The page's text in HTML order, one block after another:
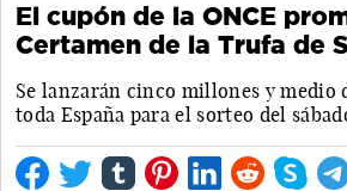
El cupón de la ONCE
Certamen de la Trufa de
Se lanzarán cinco millones y medio
toda España para el sorteo del